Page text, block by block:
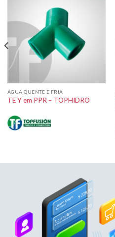
ÁGUA QUENTE E FRIA
TE Y em PPR – TOPHIDRO